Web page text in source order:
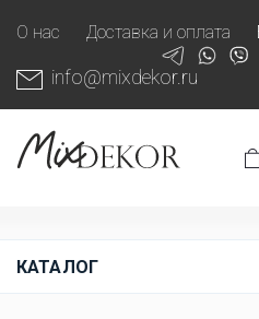
О нас Доставка и оплата
info@mixdekor.ru
КАТАЛОГ